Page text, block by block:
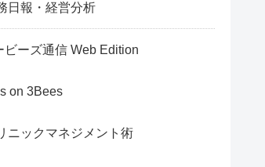
日報・経営分析
ビーズ通信 Web Edition
on 3Bees
ニックマネジメント術